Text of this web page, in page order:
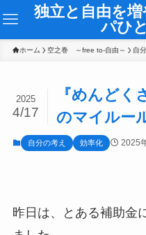
独立と自由を
パひ
ホーム 空之巻 ～free to-自由～ 自
『めんどく
のマイルー
2025
4/17
自分の考え 効率化 2025
昨日は、とある補助金